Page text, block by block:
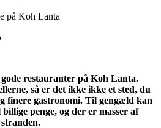
på Koh Lanta
restauranter på Koh Lanta.
så er det ikke ikke et sted, du
finere gastronomi. Til gengæld kan
penge, og der er masser af